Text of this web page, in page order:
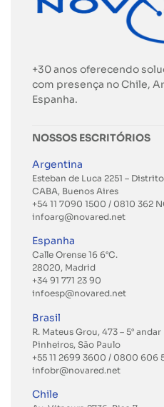
+30 anos oferecendo
com presença no Chile,
Espanha.
NOSSOS ESCRITÓRIOS
Argentina
Esteban de Luca 2251 –
CABA, Buenos Aires
+54 11 7090 1500 / 0810 362
infoarg@novared.net
Espanha
Calle Orense 16 6°C.
28020, Madrid
+34 91 771 23 90
infoesp@novared.net
Brasil
R. Mateus Grou, 473 – 5° andar
Pinheiros, São Paulo
+55 11 2699 3600 / 0800 606
infobr@novared.net
Chile